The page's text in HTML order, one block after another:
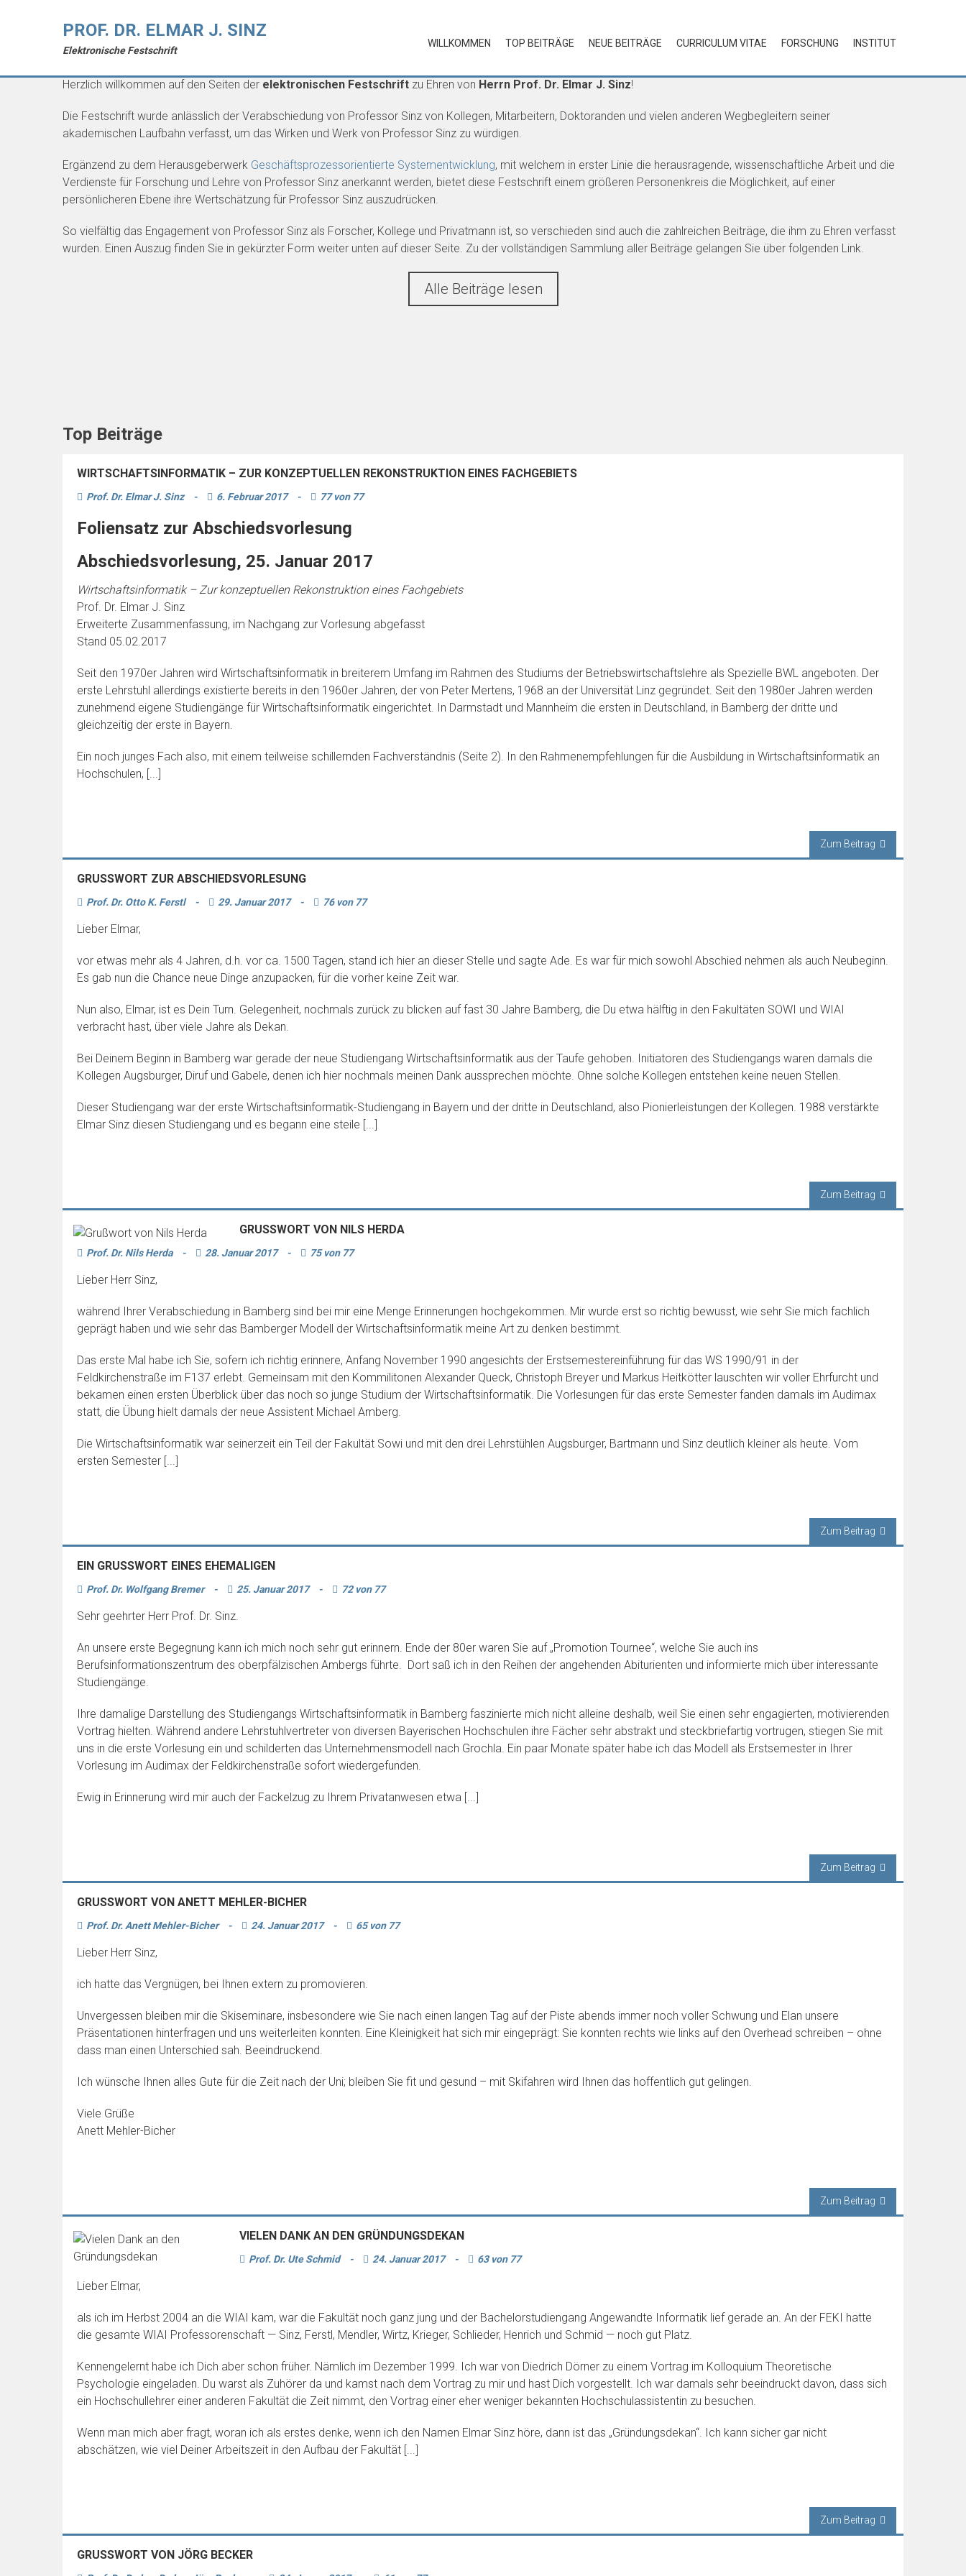
PROF. DR. ELMAR J. SINZ
Elektronische Festschrift
WILLKOMMEN TOP BEITRÄGE NEUE BEITRÄGE CURRICULUM VITAE FORSCHUNG INSTITUT
Willkommen
Herzlich willkommen auf den Seiten der elektronischen Festschrift zu Ehren von Herrn Prof. Dr. Elmar J. Sinz!
Die Festschrift wurde anlässlich der Verabschiedung von Professor Sinz von Kollegen, Mitarbeitern, Doktoranden und vielen anderen Wegbegleitern seiner
akademischen Laufbahn verfasst, um das Wirken und Werk von Professor Sinz zu würdigen.
Ergänzend zu dem Herausgeberwerk Geschäftsprozessorientierte Systementwicklung, mit welchem in erster Linie die herausragende, wissenschaftliche Arbeit und die
Verdienste für Forschung und Lehre von Professor Sinz anerkannt werden, bietet diese Festschrift einem größeren Personenkreis die Möglichkeit, auf einer
persönlicheren Ebene ihre Wertschätzung für Professor Sinz auszudrücken.
So vielfältig das Engagement von Professor Sinz als Forscher, Kollege und Privatmann ist, so verschieden sind auch die zahlreichen Beiträge, die ihm zu Ehren verfasst
wurden. Einen Auszug finden Sie in gekürzter Form weiter unten auf dieser Seite. Zu der vollständigen Sammlung aller Beiträge gelangen Sie über folgenden Link.
Alle Beiträge lesen
Top Beiträge
WIRTSCHAFTSINFORMATIK – ZUR KONZEPTUELLEN REKONSTRUKTION EINES FACHGEBIETS
Prof. Dr. Elmar J. Sinz - 6. Februar 2017 - 77 von 77
Foliensatz zur Abschiedsvorlesung
Abschiedsvorlesung, 25. Januar 2017
Wirtschaftsinformatik – Zur konzeptuellen Rekonstruktion eines Fachgebiets
Prof. Dr. Elmar J. Sinz
Erweiterte Zusammenfassung, im Nachgang zur Vorlesung abgefasst
Stand 05.02.2017
Seit den 1970er Jahren wird Wirtschaftsinformatik in breiterem Umfang im Rahmen des Studiums der Betriebswirtschaftslehre als Spezielle BWL angeboten. Der
erste Lehrstuhl allerdings existierte bereits in den 1960er Jahren, der von Peter Mertens, 1968 an der Universität Linz gegründet. Seit den 1980er Jahren werden
zunehmend eigene Studiengänge für Wirtschaftsinformatik eingerichtet. In Darmstadt und Mannheim die ersten in Deutschland, in Bamberg der dritte und
gleichzeitig der erste in Bayern.
Ein noch junges Fach also, mit einem teilweise schillernden Fachverständnis (Seite 2). In den Rahmenempfehlungen für die Ausbildung in Wirtschaftsinformatik an
Hochschulen, [...]
Zum Beitrag
GRUSSWORT ZUR ABSCHIEDSVORLESUNG
Prof. Dr. Otto K. Ferstl - 29. Januar 2017 - 76 von 77
Lieber Elmar,
vor etwas mehr als 4 Jahren, d.h. vor ca. 1500 Tagen, stand ich hier an dieser Stelle und sagte Ade. Es war für mich sowohl Abschied nehmen als auch Neubeginn.
Es gab nun die Chance neue Dinge anzupacken, für die vorher keine Zeit war.
Nun also, Elmar, ist es Dein Turn. Gelegenheit, nochmals zurück zu blicken auf fast 30 Jahre Bamberg, die Du etwa hälftig in den Fakultäten SOWI und WIAI
verbracht hast, über viele Jahre als Dekan.
Bei Deinem Beginn in Bamberg war gerade der neue Studiengang Wirtschaftsinformatik aus der Taufe gehoben. Initiatoren des Studiengangs waren damals die
Kollegen Augsburger, Diruf und Gabele, denen ich hier nochmals meinen Dank aussprechen möchte. Ohne solche Kollegen entstehen keine neuen Stellen.
Dieser Studiengang war der erste Wirtschaftsinformatik-Studiengang in Bayern und der dritte in Deutschland, also Pionierleistungen der Kollegen. 1988 verstärkte
Elmar Sinz diesen Studiengang und es begann eine steile [...]
Zum Beitrag
GRUSSWORT VON NILS HERDA
Prof. Dr. Nils Herda - 28. Januar 2017 - 75 von 77
Lieber Herr Sinz,
während Ihrer Verabschiedung in Bamberg sind bei mir eine Menge Erinnerungen hochgekommen. Mir wurde erst so richtig bewusst, wie sehr Sie mich fachlich
geprägt haben und wie sehr das Bamberger Modell der Wirtschaftsinformatik meine Art zu denken bestimmt.
Das erste Mal habe ich Sie, sofern ich richtig erinnere, Anfang November 1990 angesichts der Erstsemestereinführung für das WS 1990/91 in der
Feldkirchenstraße im F137 erlebt. Gemeinsam mit den Kommilitonen Alexander Queck, Christoph Breyer und Markus Heitkötter lauschten wir voller Ehrfurcht und
bekamen einen ersten Überblick über das noch so junge Studium der Wirtschaftsinformatik. Die Vorlesungen für das erste Semester fanden damals im Audimax
statt, die Übung hielt damals der neue Assistent Michael Amberg.
Die Wirtschaftsinformatik war seinerzeit ein Teil der Fakultät Sowi und mit den drei Lehrstühlen Augsburger, Bartmann und Sinz deutlich kleiner als heute. Vom
ersten Semester [...]
Zum Beitrag
EIN GRUSSWORT EINES EHEMALIGEN
Prof. Dr. Wolfgang Bremer - 25. Januar 2017 - 72 von 77
Sehr geehrter Herr Prof. Dr. Sinz.
An unsere erste Begegnung kann ich mich noch sehr gut erinnern. Ende der 80er waren Sie auf „Promotion Tournee“, welche Sie auch ins
Berufsinformationszentrum des oberpfälzischen Ambergs führte. Dort saß ich in den Reihen der angehenden Abiturienten und informierte mich über interessante
Studiengänge.
Ihre damalige Darstellung des Studiengangs Wirtschaftsinformatik in Bamberg faszinierte mich nicht alleine deshalb, weil Sie einen sehr engagierten, motivierenden
Vortrag hielten. Während andere Lehrstuhlvertreter von diversen Bayerischen Hochschulen ihre Fächer sehr abstrakt und steckbriefartig vortrugen, stiegen Sie mit
uns in die erste Vorlesung ein und schilderten das Unternehmensmodell nach Grochla. Ein paar Monate später habe ich das Modell als Erstsemester in Ihrer
Vorlesung im Audimax der Feldkirchenstraße sofort wiedergefunden.
Ewig in Erinnerung wird mir auch der Fackelzug zu Ihrem Privatanwesen etwa [...]
Zum Beitrag
GRUSSWORT VON ANETT MEHLER-BICHER
Prof. Dr. Anett Mehler-Bicher - 24. Januar 2017 - 65 von 77
Lieber Herr Sinz,
ich hatte das Vergnügen, bei Ihnen extern zu promovieren.
Unvergessen bleiben mir die Skiseminare, insbesondere wie Sie nach einen langen Tag auf der Piste abends immer noch voller Schwung und Elan unsere
Präsentationen hinterfragen und uns weiterleiten konnten. Eine Kleinigkeit hat sich mir eingeprägt: Sie konnten rechts wie links auf den Overhead schreiben – ohne
dass man einen Unterschied sah. Beeindruckend.
Ich wünsche Ihnen alles Gute für die Zeit nach der Uni; bleiben Sie fit und gesund – mit Skifahren wird Ihnen das hoffentlich gut gelingen.
Viele Grüße
Anett Mehler-Bicher
Zum Beitrag
VIELEN DANK AN DEN GRÜNDUNGSDEKAN
Prof. Dr. Ute Schmid - 24. Januar 2017 - 63 von 77
Lieber Elmar,
als ich im Herbst 2004 an die WIAI kam, war die Fakultät noch ganz jung und der Bachelorstudiengang Angewandte Informatik lief gerade an. An der FEKI hatte
die gesamte WIAI Professorenschaft — Sinz, Ferstl, Mendler, Wirtz, Krieger, Schlieder, Henrich und Schmid — noch gut Platz.
Kennengelernt habe ich Dich aber schon früher. Nämlich im Dezember 1999. Ich war von Diedrich Dörner zu einem Vortrag im Kolloquium Theoretische
Psychologie eingeladen. Du warst als Zuhörer da und kamst nach dem Vortrag zu mir und hast Dich vorgestellt. Ich war damals sehr beeindruckt davon, dass sich
ein Hochschullehrer einer anderen Fakultät die Zeit nimmt, den Vortrag einer eher weniger bekannten Hochschulassistentin zu besuchen.
Wenn man mich aber fragt, woran ich als erstes denke, wenn ich den Namen Elmar Sinz höre, dann ist das „Gründungsdekan“. Ich kann sicher gar nicht
abschätzen, wie viel Deiner Arbeitszeit in den Aufbau der Fakultät [...]
Zum Beitrag
GRUSSWORT VON JÖRG BECKER